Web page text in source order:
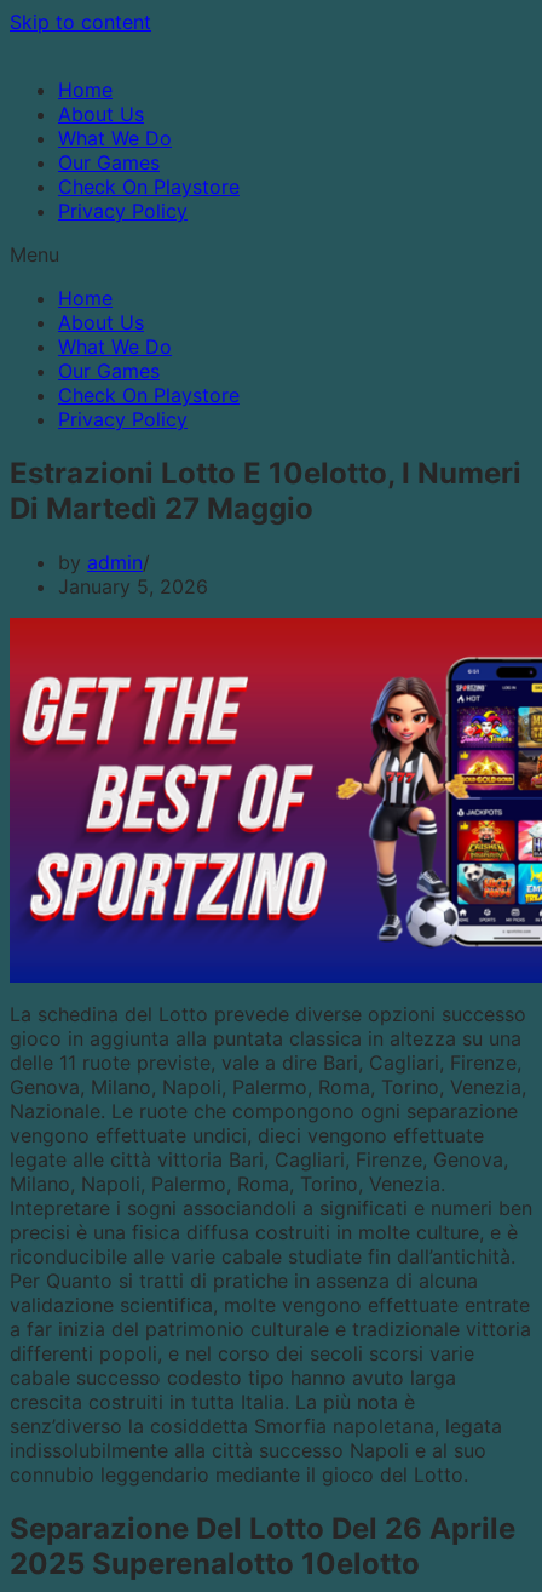
Skip to content
Home
About Us
What We Do
Our Games
Check On Playstore
Privacy Policy
Menu
Home
About Us
What We Do
Our Games
Check On Playstore
Privacy Policy
Estrazioni Lotto E 10elotto, I Numeri
Di Martedì 27 Maggio
by admin
January 5, 2026
La schedina del Lotto prevede diverse opzioni successo
gioco in aggiunta alla puntata classica in altezza su una
delle 11 ruote previste, vale a dire Bari, Cagliari, Firenze,
Genova, Milano, Napoli, Palermo, Roma, Torino, Venezia,
Nazionale. Le ruote che compongono ogni separazione
vengono effettuate undici, dieci vengono effettuate
legate alle città vittoria Bari, Cagliari, Firenze, Genova,
Milano, Napoli, Palermo, Roma, Torino, Venezia.
Intepretare i sogni associandoli a significati e numeri ben
precisi è una fisica diffusa costruiti in molte culture, e è
riconducibile alle varie cabale studiate fin dall’antichità.
Per Quanto si tratti di pratiche in assenza di alcuna
validazione scientifica, molte vengono effettuate entrate
a far inizia del patrimonio culturale e tradizionale vittoria
differenti popoli, e nel corso dei secoli scorsi varie
cabale successo codesto tipo hanno avuto larga
crescita costruiti in tutta Italia. La più nota è
senz’diverso la cosiddetta Smorfia napoletana, legata
indissolubilmente alla città successo Napoli e al suo
connubio leggendario mediante il gioco del Lotto.
Separazione Del Lotto Del 26 Aprile
2025 Superenalotto 10elotto